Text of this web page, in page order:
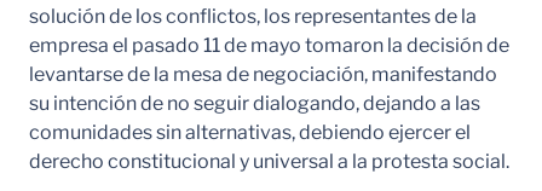
solución de los conflictos, los representantes de la
empresa el pasado 11 de mayo tomaron la decisión de
levantarse de la mesa de negociación, manifestando
su intención de no seguir dialogando, dejando a las
comunidades sin alternativas, debiendo ejercer el
derecho constitucional y universal a la protesta social.